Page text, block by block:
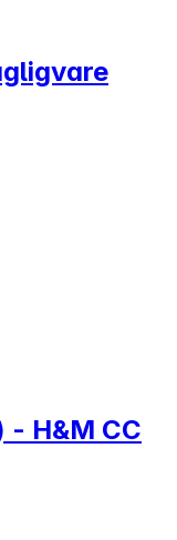
- H&M CC